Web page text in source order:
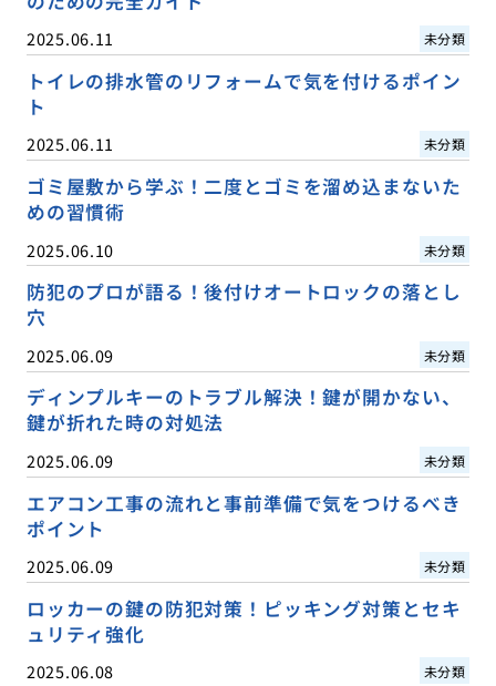
2025.06.11 未分類
トイレの排水管のリフォームで気を付けるポイン
ト
2025.06.11 未分類
ゴミ屋敷から学ぶ！二度とゴミを溜め込まないた
めの習慣術
2025.06.10 未分類
防犯のプロが語る！後付けオートロックの落とし
穴
2025.06.09 未分類
ディンプルキーのトラブル解決！鍵が開かない、
鍵が折れた時の対処法
2025.06.09 未分類
エアコン工事の流れと事前準備で気をつけるべき
ポイント
2025.06.09 未分類
ロッカーの鍵の防犯対策！ピッキング対策とセキ
ュリティ強化
2025.06.08 未分類